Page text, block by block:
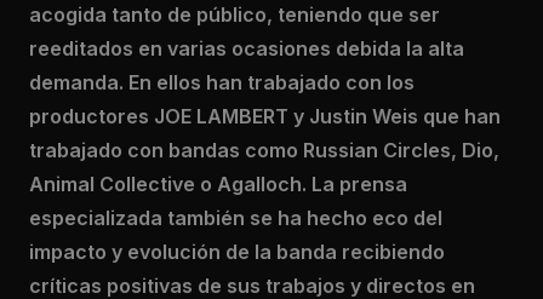
acogida tanto de público, teniendo que ser
reeditados en varias ocasiones debida la alta
demanda. En ellos han trabajado con los
productores JOE LAMBERT y Justin Weis que han
trabajado con bandas como Russian Circles, Dio,
Animal Collective o Agalloch. La prensa
especializada también se ha hecho eco del
impacto y evolución de la banda recibiendo
críticas positivas de sus trabajos y directos en